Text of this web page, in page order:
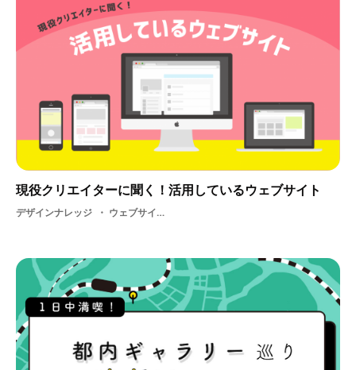
現役クリエイターに聞く！活用しているウェブサイト
デザインナレッジ ウェブサイト・ 広告業界・ IT